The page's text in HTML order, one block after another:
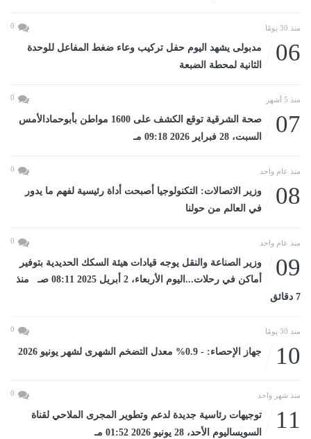
منذ 30 يومًا 0
06
مدبولى يشهد اليوم حفل تركيب وعاء ضغط المفاعل للوحدة
الثانية لمحطة الضبعة
منذ 5 أشهر 0
07
صحة الشرقية توقع الكشف على 1600 مواطن بأبوحمادالأمس
السبت، 28 فبراير 2026 09:18 مـ
منذ عام واحد 0
08
وزير الاتصالات: التكنولوجيا أصبحت أداة رئيسية لفهم ما يدور
في العالم من حولنا
منذ عام واحد 0
09
وزير الصناعة والنقل يوجه قيادات هيئة السكك الحديدية بتوفير
أماكن في رحلات...اليوم الأربعاء، 2 أبريل 2025 08:11 صـ منذ
7 دقائق
منذ 30 يومًا 0
10 جهاز الإحصاء: - 0.9% معدل التضخم الشهرى لشهر يونيو 2026
منذ شهر واحد 0
11
توجيهات رئاسية جديدة لدعم وتطوير المجرى الملاحي لقناة
السويساليوم الأحد، 28 يونيو 2026 01:52 مـ